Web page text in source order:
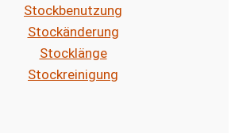
Stockbenutzung
Stockänderung
Stocklänge
Stockreinigung